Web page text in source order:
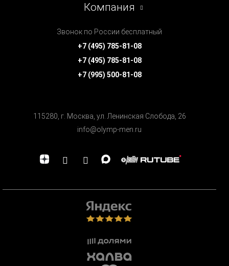
Компания
Звонок по России бесплатный
+7 (495) 785-81-08
+7 (495) 785-81-08
+7 (995) 500-81-08
115280, г. Москва, ул. Ленинская Cлобода, 26
info@olymp-men.ru